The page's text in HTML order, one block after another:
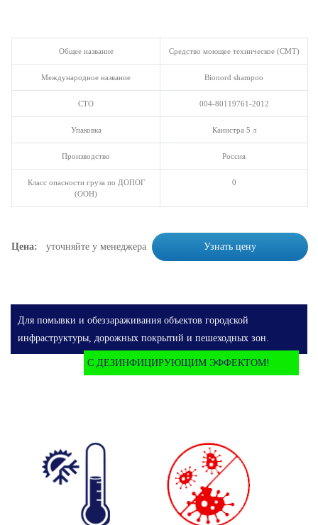
Общее название Средство моющее техническое (СМТ)
Международное название Bionord shampoo
СТО 004-80119761-2012
Упаковка Канистра 5 л
Производство Россия
Класс опасности груза по ДОПОГ
(ООН)
0
Цена: уточняйте у менеджера Узнать цену
С ДЕЗИНФИЦИРУЮЩИМ ЭФФЕКТОМ!
Для помывки и обеззараживания объектов городской
инфраструктуры, дорожных покрытий и пешеходных зон.